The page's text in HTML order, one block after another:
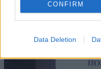
CONFIRM
Data Deletion